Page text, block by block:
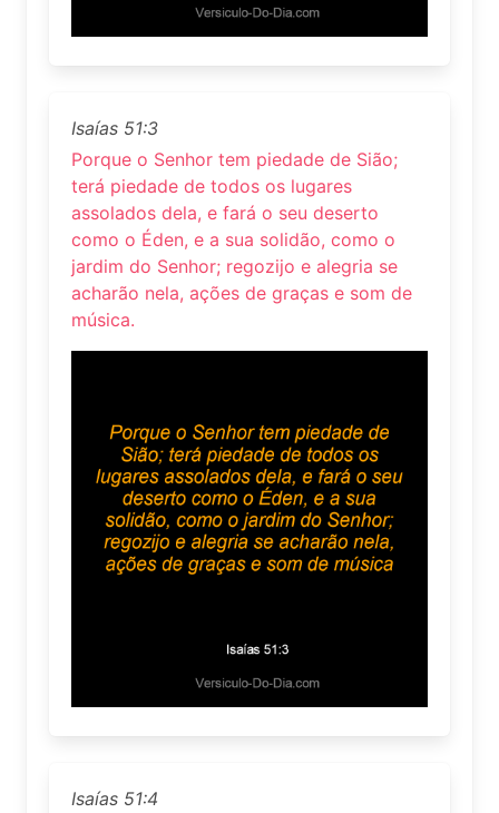
Isaías 51:3
Porque o Senhor tem piedade de Sião;
terá piedade de todos os lugares
assolados dela, e fará o seu deserto
como o Éden, e a sua solidão, como o
jardim do Senhor; regozijo e alegria se
acharão nela, ações de graças e som de
música.
Isaías 51:4